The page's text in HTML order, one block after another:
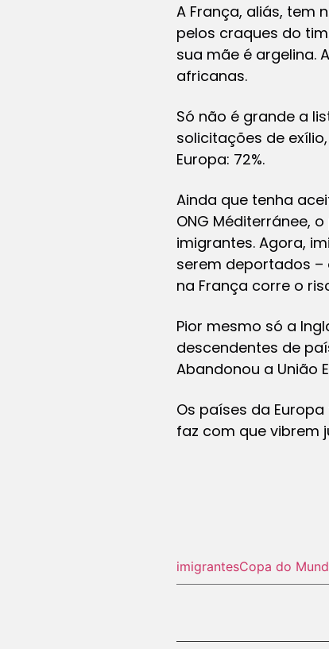
A França, aliás, tem
pelos craques do
sua mãe é argelina.
africanas.
Só não é grande a
solicitações de
Europa: 72%.
Ainda que tenha
ONG Méditerránee,
imigrantes. Agora,
serem deportados –
na França corre o
Pior mesmo só a
descendentes de
Abandonou a União
Os países da
faz com que vibrem
imigrantesCopa do